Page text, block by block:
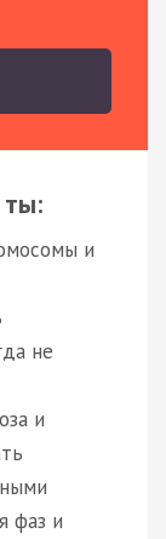
ты:
и
не
и
фаз и